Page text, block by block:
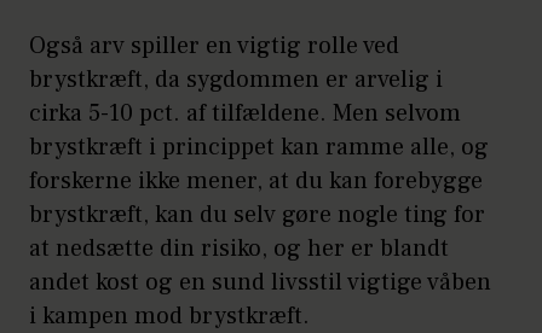
Også arv spiller en vigtig rolle ved
brystkræft, da sygdommen er arvelig i
cirka 5-10 pct. af tilfældene. Men selvom
brystkræft i princippet kan ramme alle, og
forskerne ikke mener, at du kan forebygge
brystkræft, kan du selv gøre nogle ting for
at nedsætte din risiko, og her er blandt
andet kost og en sund livsstil vigtige våben
i kampen mod brystkræft.